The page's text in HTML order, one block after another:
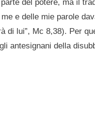
del potere, ma il
e delle mie parole
di lui”, Mc 8,38). Per
antesignani della